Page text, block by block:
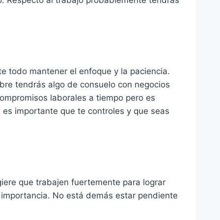
todo mantener el enfoque y la paciencia.
tendrás algo de consuelo con negocios
laborales a tiempo pero es
importante que te controles y que seas
que trabajen fuertemente para lograr
No está demás estar pendiente